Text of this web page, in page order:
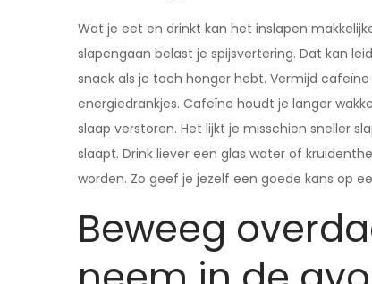
Wat je eet en drinkt kan het inslapen
slapengaan belast je spijsvertering. Dat kan
snack als je toch honger hebt. Vermijd
energiedrankjes. Cafeïne houdt je langer
slaap verstoren. Het lijkt je misschien sneller
slaapt. Drink liever een glas water of
worden. Zo geef je jezelf een goede kans op
Beweeg